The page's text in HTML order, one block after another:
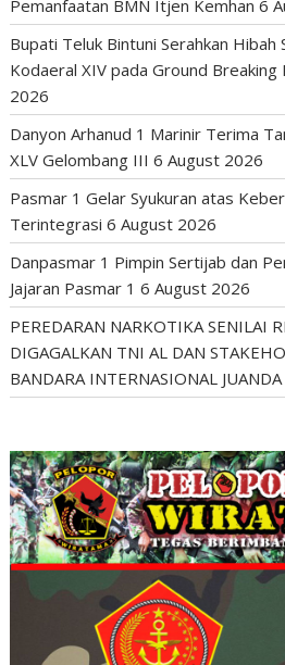
Pemanfaatan BMN Itjen Kemhan 6
Bupati Teluk Bintuni Serahkan
Kodaeral XIV pada Ground Breaking
2026
Danyon Arhanud 1 Marinir Terima
XLV Gelombang III 6 August 2026
Pasmar 1 Gelar Syukuran atas
Terintegrasi 6 August 2026
Danpasmar 1 Pimpin Sertijab dan
Jajaran Pasmar 1 6 August 2026
PEREDARAN NARKOTIKA SENILAI
DIGAGALKAN TNI AL DAN
BANDARA INTERNASIONAL JUANDA